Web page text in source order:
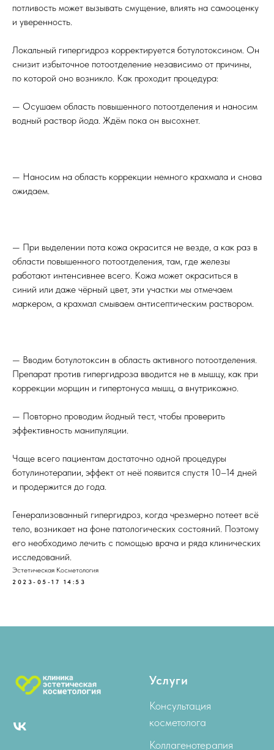
потливость может вызывать смущение, влиять на самооценку
и уверенность.
Локальный гипергидроз корректируется ботулотоксином. Он
снизит избыточное потоотделение независимо от причины,
по которой оно возникло. Как проходит процедура:
— Осушаем область повышенного потоотделения и наносим
водный раствор йода. Ждём пока он высохнет.
— Наносим на область коррекции немного крахмала и снова
ожидаем.
— При выделении пота кожа окрасится не везде, а как раз в
области повышенного потоотделения, там, где железы
работают интенсивнее всего. Кожа может окраситься в
синий или даже чёрный цвет, эти участки мы отмечаем
маркером, а крахмал смываем антисептическим раствором.
— Вводим ботулотоксин в область активного потоотделения.
Препарат против гипергидроза вводится не в мышцу, как при
коррекции морщин и гипертонуса мышц, а внутрикожно.
— Повторно проводим йодный тест, чтобы проверить
эффективность манипуляции.
Чаще всего пациентам достаточно одной процедуры
ботулинотерапии, эффект от неё появится спустя 10–14 дней
и продержится до года.
Генерализованный гипергидроз, когда чрезмерно потеет всё
тело, возникает на фоне патологических состояний. Поэтому
его необходимо лечить с помощью врача и ряда клинических
исследований.
Эстетическая Косметология
2023-05-17 14:53
Услуги
Консультация
косметолога
Коллагенотерапия